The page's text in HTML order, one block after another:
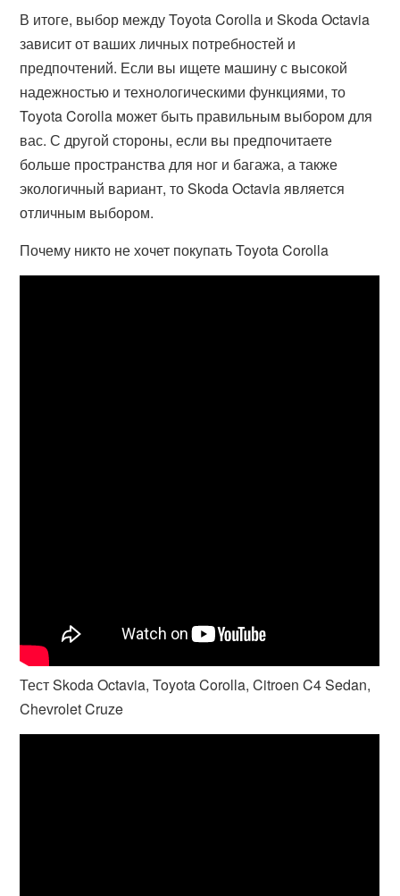
В итоге, выбор между Toyota Corolla и Skoda Octavia
зависит от ваших личных потребностей и
предпочтений. Если вы ищете машину с высокой
надежностью и технологическими функциями, то
Toyota Corolla может быть правильным выбором для
вас. С другой стороны, если вы предпочитаете
больше пространства для ног и багажа, а также
экологичный вариант, то Skoda Octavia является
отличным выбором.
Почему никто не хочет покупать Toyota Corolla
Тест Skoda Octavia, Toyota Corolla, Citroen C4 Sedan,
Chevrolet Cruze